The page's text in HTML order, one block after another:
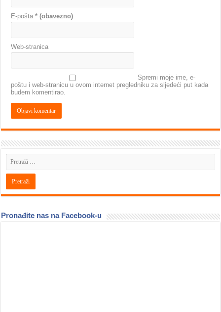
E-pošta* (obavezno)
Web-stranica
Spremi moje ime, e-
poštu i web-stranicu u ovom internet pregledniku za sljedeći put kada
budem komentirao.
Pronađite nas na Facebook-u